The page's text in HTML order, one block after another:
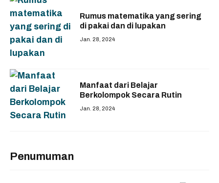
Rumus matematika yang sering
di pakai dan di lupakan
Jan. 28, 2024
Manfaat dari Belajar
Berkolompok Secara Rutin
Jan. 28, 2024
Penumuman